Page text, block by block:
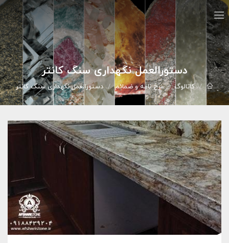
دستورالعمل نگهداری سنگ کانتر
کاتالوگ نرخ نامه و ضمائم دستورالعمل نگهداری سنگ کانتر